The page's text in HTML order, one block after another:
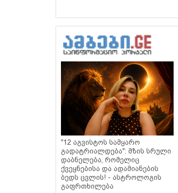
"12 აგვისტოს სამყარო
გადატრიალდება": მზის სრული
დაბნელება, რომელიც
ქვეყნებისა და ადამიანების
ბედს ცვლის! - ასტროლოგის
გაფრთხილება